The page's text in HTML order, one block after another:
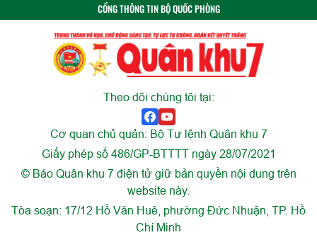
CỔNG THÔNG TIN BỘ QUỐC PHÒNG
Theo dõi chúng tôi tại:
Cơ quan chủ quản: Bộ Tư lệnh Quân khu 7
Giấy phép số 486/GP-BTTTT ngày 28/07/2021
© Báo Quân khu 7 điện tử giữ bản quyền nội dung trên
website này.
Tòa soạn: 17/12 Hồ Văn Huê, phường Đức Nhuận, TP. Hồ
Chí Minh